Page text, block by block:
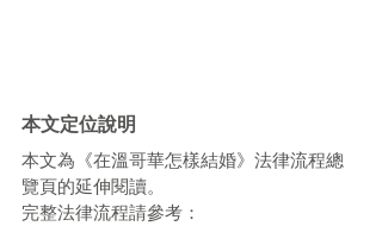
本文定位說明
本文為《在溫哥華怎樣結婚》法律流程總
覽頁的延伸閱讀。
完整法律流程請參考：